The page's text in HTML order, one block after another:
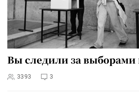
Вы следили за выборами
3393 3